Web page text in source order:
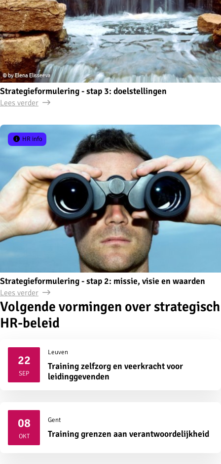
Strategieformulering - stap 3: doelstellingen
Lees verder
Strategieformulering - stap 2: missie, visie en waarden
HR info
Lees verder
Volgende vormingen over strategisch
HR-beleid
22
SEP2026
Leuven
Training zelfzorg en veerkracht voor
leidinggevenden
08
OKT2026
Gent
Training grenzen aan verantwoordelijkheid